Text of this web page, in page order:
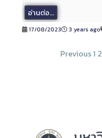
อ่านต่อ...
17/08/2023 3 years ago
Previous1 2